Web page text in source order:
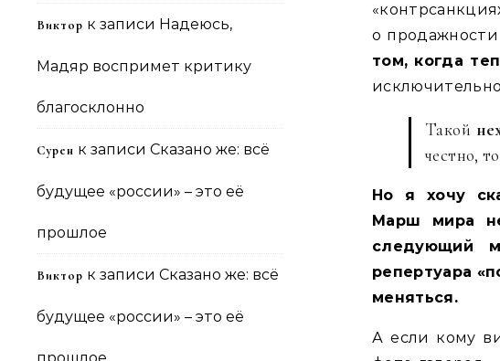
Виктор к записи Надеюсь,
Мадяр воспримет критику
благосклонно
Сурен к записи Сказано же: всё
будущее «россии» – это её
прошлое
Виктор к записи Сказано же: всё
будущее «россии» – это её
о продажности
том, когда
Такой
честно,
Но я хочу
Марш мира
следующий
репертуара
меняться.
А если кому